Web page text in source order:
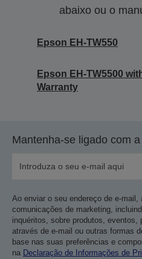
abaixo ou o
Epson EH-TW550
Epson EH-TW5500
Warranty
Mantenha-se ligado com
Ao enviar o seu endereço de e-mail,
comunicações de marketing,
inquéritos, sobre produtos,
através de e-mail ou outras formas
base nas suas preferências e
na Declaração de Informações de